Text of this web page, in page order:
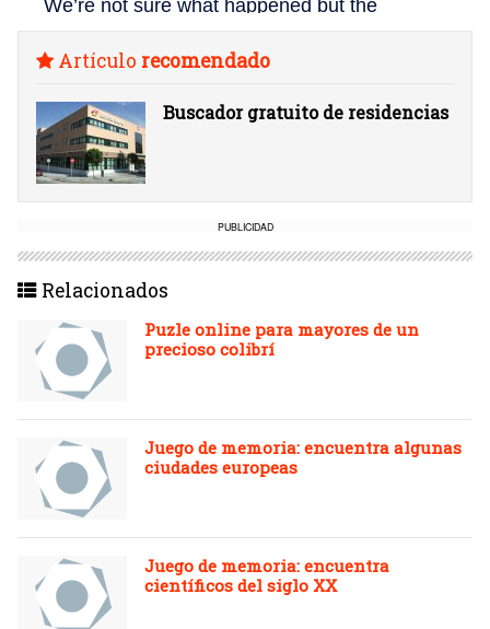
Artículo recomendado
Buscador gratuito de residencias
PUBLICIDAD
Relacionados
Puzle online para mayores de un
precioso colibrí
Juego de memoria: encuentra algunas
ciudades europeas
Juego de memoria: encuentra
científicos del siglo XX